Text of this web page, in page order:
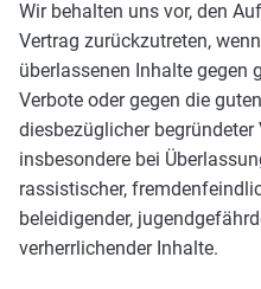
Wir behalten uns vor, den
Vertrag zurückzutreten,
überlassenen Inhalte gegen
Verbote oder gegen die
diesbezüglicher
insbesondere bei
rassistischer,
beleidigender,
verherrlichender Inhalte.